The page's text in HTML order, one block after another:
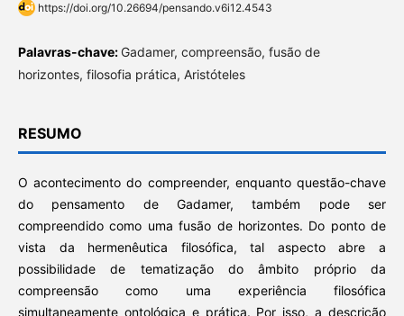
https://doi.org/10.26694/pensando.v6i12.4543
Palavras-chave: Gadamer, compreensão, fusão de
horizontes, filosofia prática, Aristóteles
RESUMO
O acontecimento do compreender, enquanto questão-chave
do pensamento de Gadamer, também pode ser
compreendido como uma fusão de horizontes. Do ponto de
vista da hermenêutica filosófica, tal aspecto abre a
possibilidade de tematização do âmbito próprio da
compreensão como uma experiência filosófica
simultaneamente ontológica e prática. Por isso, a descrição